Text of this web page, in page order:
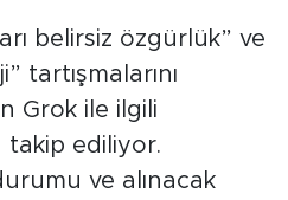
belirsiz özgürlük” ve
tartışmalarını
Grok ile ilgili
takip ediliyor.
ve alınacak